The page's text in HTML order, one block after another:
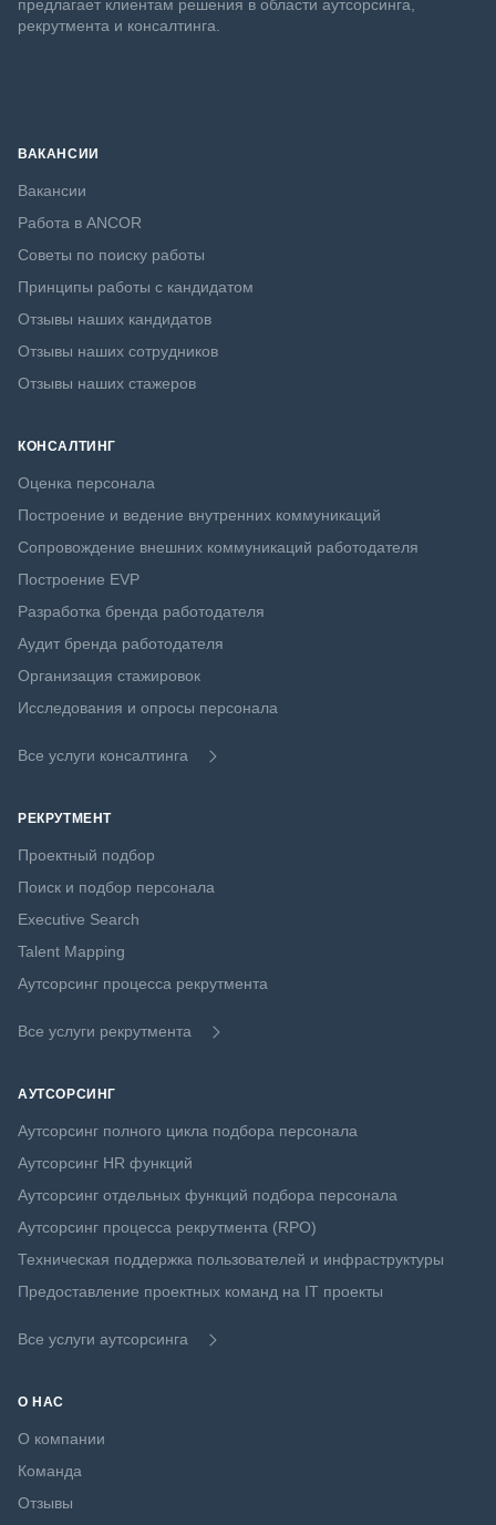
предлагает клиентам решения в области аутсорсинга,
рекрутмента и консалтинга.
ВАКАНСИИ
Вакансии
Работа в ANCOR
Советы по поиску работы
Принципы работы с кандидатом
Отзывы наших кандидатов
Отзывы наших сотрудников
Отзывы наших стажеров
КОНСАЛТИНГ
Оценка персонала
Построение и ведение внутренних коммуникаций
Сопровождение внешних коммуникаций работодателя
Построение EVP
Разработка бренда работодателя
Аудит бренда работодателя
Организация стажировок
Исследования и опросы персонала
Все услуги консалтинга
РЕКРУТМЕНТ
Проектный подбор
Поиск и подбор персонала
Executive Search
Talent Mapping
Аутсорсинг процесса рекрутмента
Все услуги рекрутмента
АУТСОРСИНГ
Аутсорсинг полного цикла подбора персонала
Аутсорсинг HR функций
Аутсорсинг отдельных функций подбора персонала
Аутсорсинг процесса рекрутмента (RPO)
Техническая поддержка пользователей и инфраструктуры
Предоставление проектных команд на IT проекты
Все услуги аутсорсинга
О НАС
О компании
Команда
Отзывы